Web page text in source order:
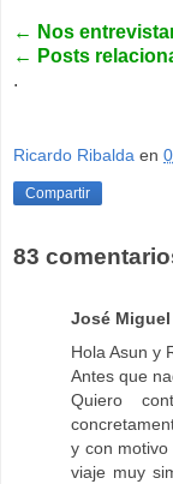
← Nos
← Posts
.
Ricardo Ribalda en
Compartir
83
José
Hola Asun y
Antes que
Quiero
y con
viaje muy